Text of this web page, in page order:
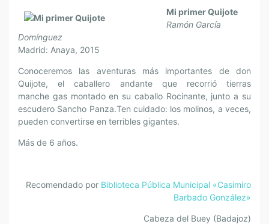
Mi primer Quijote
Ramón García
Domínguez
Madrid: Anaya, 2015
Conoceremos las aventuras más importantes de don
Quijote, el caballero andante que recorrió tierras
manche gas montado en su caballo Rocinante, junto a su
escudero Sancho Panza.Ten cuidado: los molinos, a veces,
pueden convertirse en terribles gigantes.
Más de 6 años.
Recomendado por Biblioteca Pública Municipal «Casimiro
Barbado González»
Cabeza del Buey (Badajoz)